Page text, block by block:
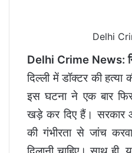
Delhi
Delhi Crime News:
दिल्ली में डॉक्टर की
इस घटना ने एक बार
खड़े कर दिए हैं। सरकार
की गंभीरता से जांच